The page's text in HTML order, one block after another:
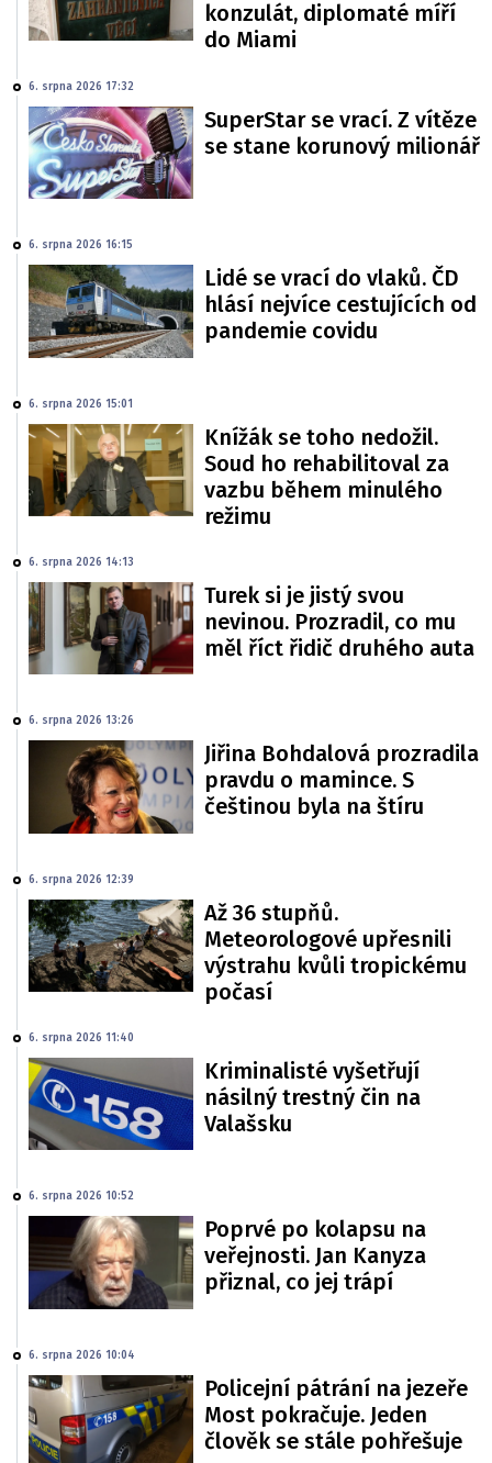
konzulát, diplomaté míří
do Miami
6. srpna 2026 17:32
SuperStar se vrací. Z vítěze
se stane korunový milionář
6. srpna 2026 16:15
Lidé se vrací do vlaků. ČD
hlásí nejvíce cestujících od
pandemie covidu
6. srpna 2026 15:01
Knížák se toho nedožil.
Soud ho rehabilitoval za
vazbu během minulého
režimu
6. srpna 2026 14:13
Turek si je jistý svou
nevinou. Prozradil, co mu
měl říct řidič druhého auta
6. srpna 2026 13:26
Jiřina Bohdalová prozradila
pravdu o mamince. S
češtinou byla na štíru
6. srpna 2026 12:39
Až 36 stupňů.
Meteorologové upřesnili
výstrahu kvůli tropickému
počasí
6. srpna 2026 11:40
Kriminalisté vyšetřují
násilný trestný čin na
Valašsku
6. srpna 2026 10:52
Poprvé po kolapsu na
veřejnosti. Jan Kanyza
přiznal, co jej trápí
6. srpna 2026 10:04
Policejní pátrání na jezeře
Most pokračuje. Jeden
člověk se stále pohřešuje